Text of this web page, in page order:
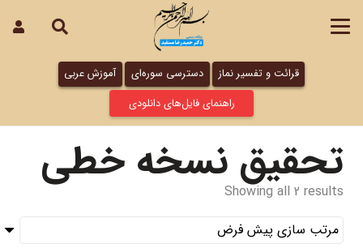
قرائت و تفسیر نماز دسترسی سوره‌ای
آموزش عربی
راهنمای فایل‌های دانلودی
تحقیق نسخه خطی
Showing all 2 results